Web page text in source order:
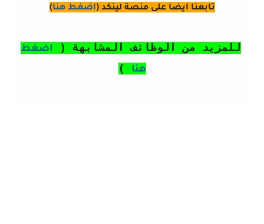
تابعنا ايضا على منصة لينكد (اضغط هنا)
للمزيد من الوظائف المشابهة (
اضغط
هنا
)